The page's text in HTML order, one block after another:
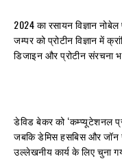
2024 का रसायन विज्ञान
जम्पर को प्रोटीन विज्ञान में
डिजाइन और प्रोटीन संरचना
डेविड बेकर को ‘कम्प्यूटेशनल
जबकि डेमिस हसबिस और जॉन
उल्लेखनीय कार्य के लिए चुना